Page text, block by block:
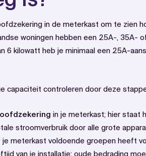
in de meterkast om te zien
woningen hebben een 25A-, 35A-
6 kilowatt heb je minimaal een 25A-
capaciteit controleren door deze
in je meterkast; hier staat
stroomverbruik door alle grote
meterkast voldoende groepen heeft
van je installatie; oude bedrading